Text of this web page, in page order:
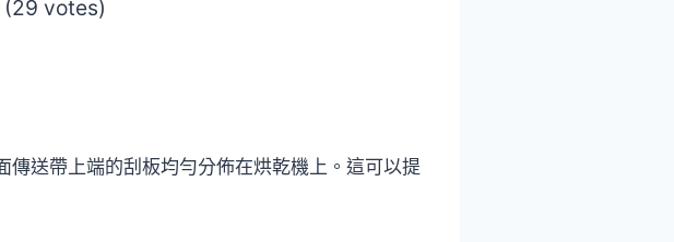
votes)
送帶上端的刮板均勻分佈在烘乾機上。這可以提